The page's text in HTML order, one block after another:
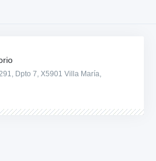
Dpto 7, X5901 Villa María,